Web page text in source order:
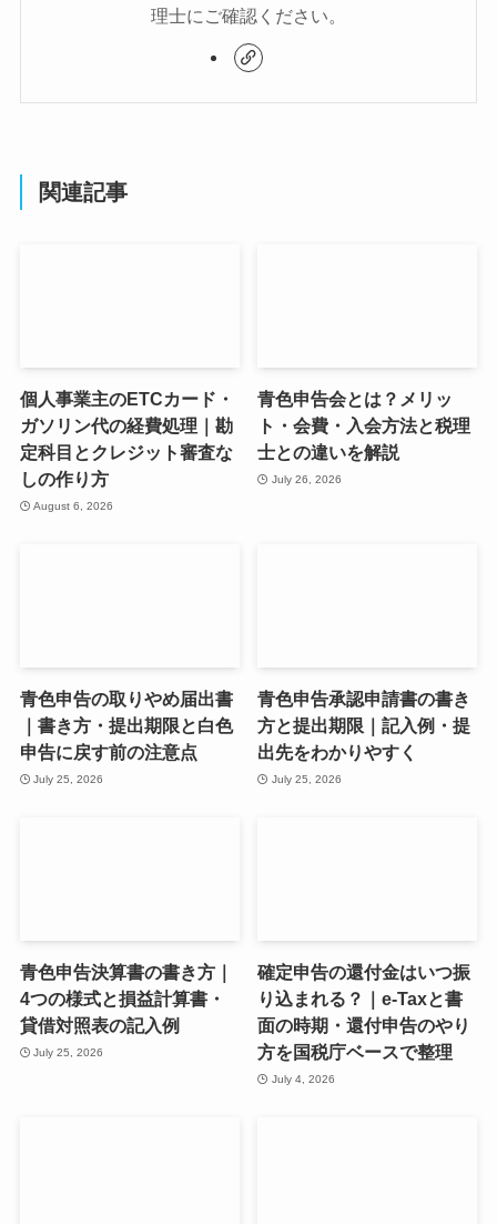
理士にご確認ください。
関連記事
個人事業主のETCカード・
ガソリン代の経費処理｜勘
定科目とクレジット審査な
しの作り方
August 6, 2026
青色申告会とは？メリッ
ト・会費・入会方法と税理
士との違いを解説
July 26, 2026
青色申告の取りやめ届出書
｜書き方・提出期限と白色
申告に戻す前の注意点
July 25, 2026
青色申告承認申請書の書き
方と提出期限｜記入例・提
出先をわかりやすく
July 25, 2026
青色申告決算書の書き方｜
4つの様式と損益計算書・
貸借対照表の記入例
July 25, 2026
確定申告の還付金はいつ振
り込まれる？｜e-Taxと書
面の時期・還付申告のやり
方を国税庁ベースで整理
July 4, 2026